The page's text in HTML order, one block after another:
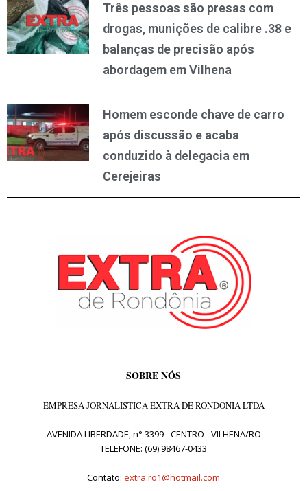
Três pessoas são presas com
drogas, munições de calibre .38 e
balanças de precisão após
abordagem em Vilhena
Homem esconde chave de carro
após discussão e acaba
conduzido à delegacia em
Cerejeiras
SOBRE NÓS
EMPRESA JORNALISTICA EXTRA DE RONDONIA LTDA
AVENIDA LIBERDADE, n° 3399 - CENTRO - VILHENA/RO
TELEFONE: (69) 98467-0433
Contato: extra.ro1@hotmail.com